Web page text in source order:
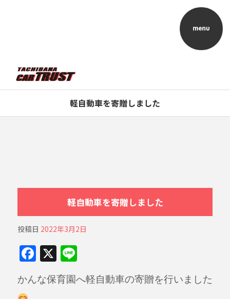
軽自動車を寄贈しました
軽自動車を寄贈しました
投稿日 2022年3月2日
F
a
c
X Li
n
e
かんな保育園へ軽自動車の寄贈を行いました